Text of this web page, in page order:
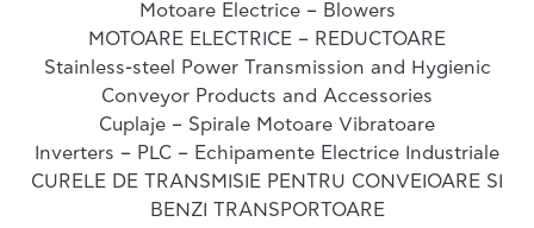
Motoare Electrice – Blowers
MOTOARE ELECTRICE – REDUCTOARE
Stainless-steel Power Transmission and Hygienic
Conveyor Products and Accessories
Cuplaje – Spirale Motoare Vibratoare
Inverters – PLC – Echipamente Electrice Industriale
CURELE DE TRANSMISIE PENTRU CONVEIOARE SI
BENZI TRANSPORTOARE